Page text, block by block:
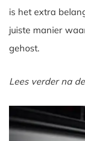
is het extra
juiste manier
gehost.
Lees verder na